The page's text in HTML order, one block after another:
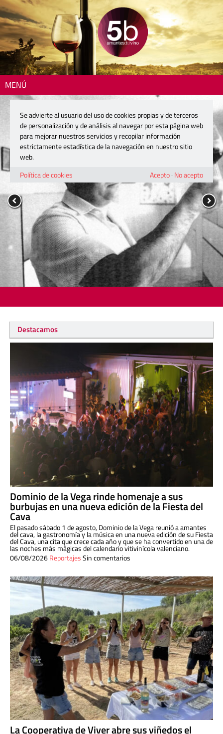
MENÚ
Destacamos
Dominio de la Vega rinde homenaje a sus
burbujas en una nueva edición de la Fiesta del
Cava
El pasado sábado 1 de agosto, Dominio de la Vega reunió a amantes
del cava, la gastronomía y la música en una nueva edición de su Fiesta
del Cava, una cita que crece cada año y que se ha convertido en una de
las noches más mágicas del calendario vitivinícola valenciano.
06/08/2026ReportajesSin comentarios
La Cooperativa de Viver abre sus viñedos el
Se advierte al usuario del uso de cookies propias y de terceros
de personalización y de análisis al navegar por esta página web
para mejorar nuestros servicios y recopilar información
estrictamente estadística de la navegación en nuestro sitio
web.
Política de cookies
Acepto· No acepto